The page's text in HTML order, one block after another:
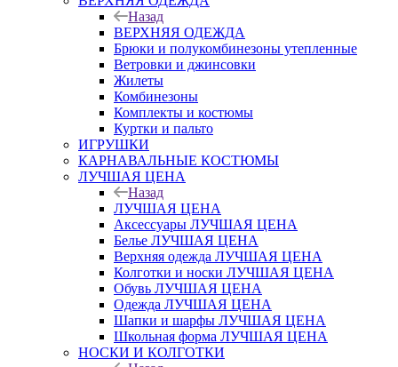
Назад
ВЕРХНЯЯ ОДЕЖДА
Брюки и полукомбинезоны утепленные
Ветровки и джинсовки
Жилеты
Комбинезоны
Комплекты и костюмы
Куртки и пальто
ИГРУШКИ
КАРНАВАЛЬНЫЕ КОСТЮМЫ
ЛУЧШАЯ ЦЕНА
Назад
ЛУЧШАЯ ЦЕНА
Аксессуары ЛУЧШАЯ ЦЕНА
Белье ЛУЧШАЯ ЦЕНА
Верхняя одежда ЛУЧШАЯ ЦЕНА
Колготки и носки ЛУЧШАЯ ЦЕНА
Обувь ЛУЧШАЯ ЦЕНА
Одежда ЛУЧШАЯ ЦЕНА
Шапки и шарфы ЛУЧШАЯ ЦЕНА
Школьная форма ЛУЧШАЯ ЦЕНА
НОСКИ И КОЛГОТКИ